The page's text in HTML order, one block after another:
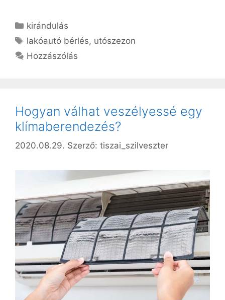
Kategória
kirándulás
Címkék
lakóautó bérlés, utószezon
Hozzászólás
Hogyan válhat veszélyessé egy
klímaberendezés?
2020.08.29. Szerző: tiszai_szilveszter